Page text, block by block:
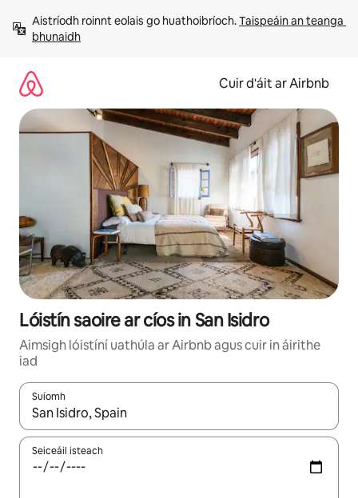
chuig
ábhar
Aistríodh roinnt eolais go huathoibríoch. Taispeáin an teanga
bhunaidh
Cuir d'áit ar Airbnb
Lóistín saoire ar cíos in San Isidro
Aimsigh lóistíní uathúla ar Airbnb agus cuir in áirithe
iad
Suíomh
Nuair a bheidh torthaí ar fáil, déan nascleanúint le
Seiceáil isteach